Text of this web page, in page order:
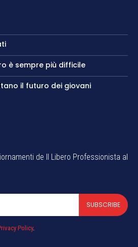
è sempre più difficile
il futuro dei giovani
de Il Libero Professionista al
SUBSCRIBE
Policy.